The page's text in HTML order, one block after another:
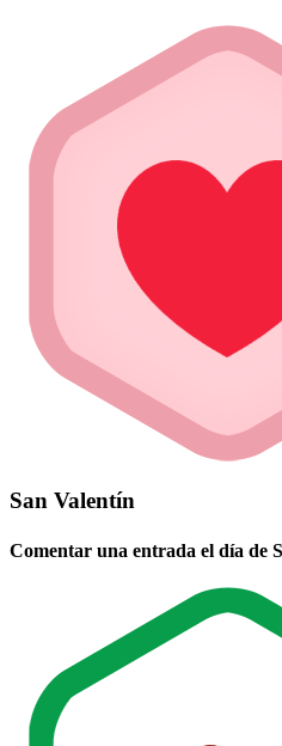
San Valentín
Comentar una entrada el día de